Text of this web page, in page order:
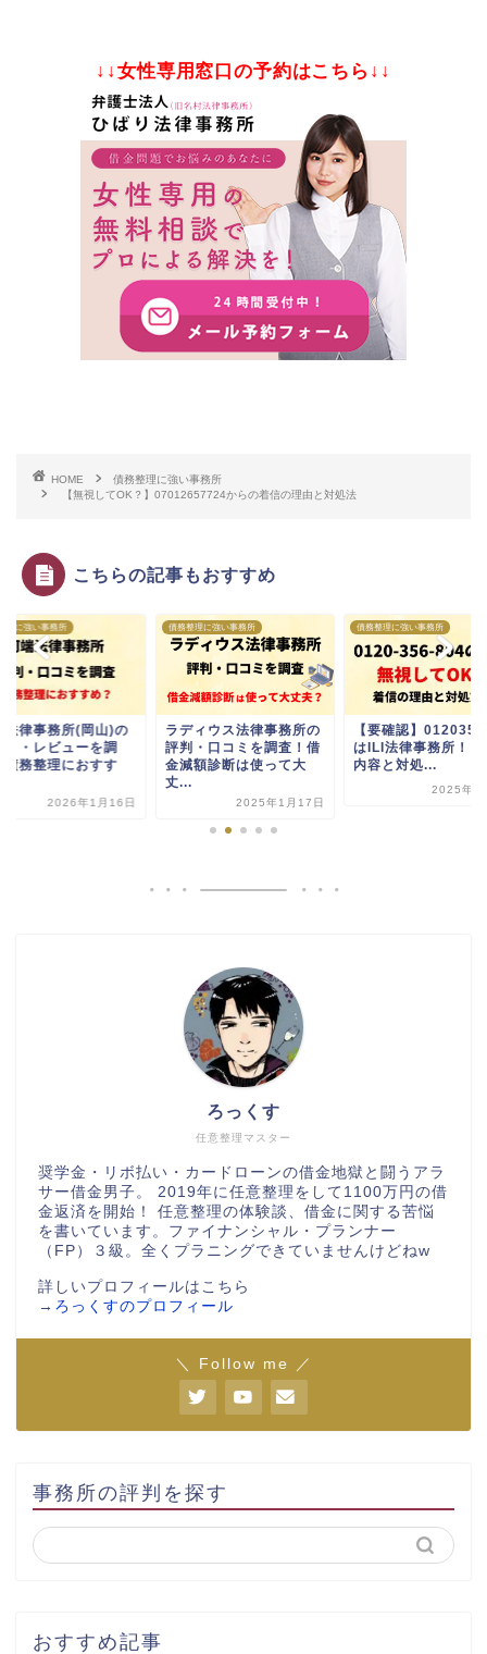
↓↓女性専用窓口の予約はこちら↓↓
HOME
債務整理に強い事務所
【無視してOK？】07012657724からの着信の理由と対処法
こちらの記事もおすすめ
理に強い事務所
法律事務所(岡山)の
ミ・レビューを調
債務整理におすす
2026年1月16日
債務整理に強い事務所
ラディウス法律事務所の
評判・口コミを調査！借
金減額診断は使って大
丈...
2025年1月17日
債務整理に強い事務所
【要確認】
はILI法律事務所！電
内容と対処...
2025年3
任意整理マスター
ろっくす
奨学金・リボ払い・カードローンの借金地獄と闘うアラ
サー借金男子。 2019年に任意整理をして1100万円の借
金返済を開始！ 任意整理の体験談、借金に関する苦悩
を書いています。ファイナンシャル・プランナー
（FP）３級。全くプラニングできていませんけどねw
詳しいプロフィールはこちら
→ ろっくすのプロフィール
＼ Follow me ／
事務所の評判を探す
おすすめ記事